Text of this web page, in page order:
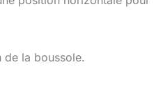
de la boussole.